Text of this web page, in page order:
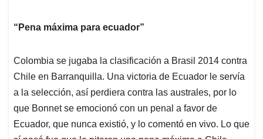
“Pena máxima para ecuador”
Colombia se jugaba la clasificación a Brasil 2014 contra
Chile en Barranquilla. Una victoria de Ecuador le servía
a la selección, así perdiera contra las australes, por lo
que Bonnet se emocionó con un penal a favor de
Ecuador, que nunca existió, y lo comentó en vivo. Lo que